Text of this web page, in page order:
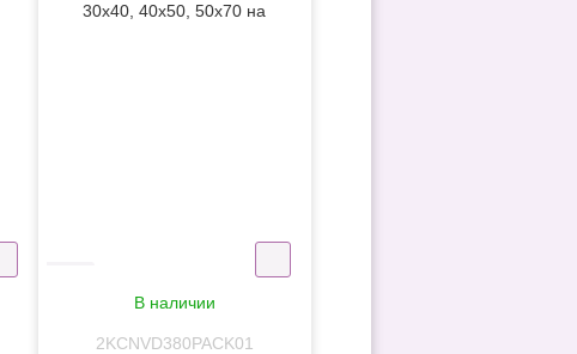
30x40, 40x50, 50x70 на
В наличии
2KCNVD380PACK01